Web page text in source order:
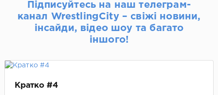
Підписуйтесь на наш телеграм-
канал WrestlingCity – свіжі новини,
інсайди, відео шоу та багато
іншого!
Кратко #4